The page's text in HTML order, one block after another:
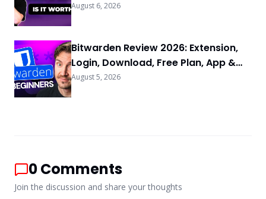
August 6, 2026
Bitwarden Review 2026: Extension,
Login, Download, Free Plan, App &
FAQs
August 5, 2026
0Comments
Join the discussion and share your thoughts